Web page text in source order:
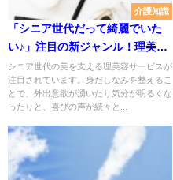
介護知識
「シニア世代だって綺麗でいた
い♪」注目の新ジャンル！理美容
サービスとは？
シニア世代の美を支える理美容サービスが
注目されています。身だしなみを整えるこ
とで、外出意欲が湧いたり気分が明るくな
ったりと、喜びの声が続々と...